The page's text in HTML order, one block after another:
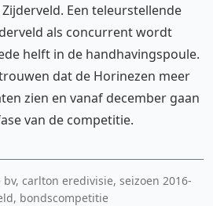
Een teleurstellende
als concurrent wordt
helft in de handhavingspoule.
dat de Horinezen meer
zien en vanaf december gaan
van de competitie.
bv, carlton eredivisie, seizoen 2016-
bondscompetitie